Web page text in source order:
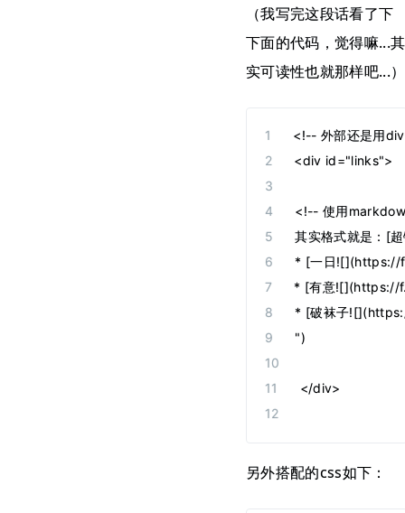
（我写完这段话看了下
下面的代码，觉得嘛...其
实可读性也就那样吧...）
<!-- 外部还是用
<div id="links">
<!-- 使用
其实格式就是：[
* [一日![](https://
* [有意![](https://
* [破袜子
")
</div>
另外搭配的css如下：